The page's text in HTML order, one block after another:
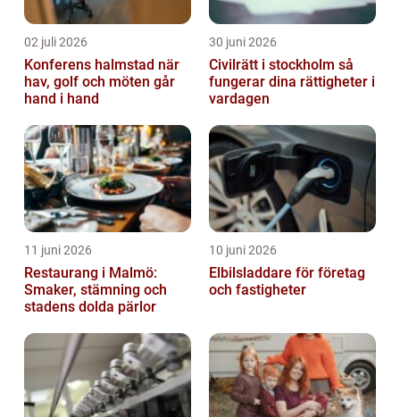
02 juli 2026
Konferens halmstad när
hav, golf och möten går
hand i hand
30 juni 2026
Civilrätt i stockholm så
fungerar dina rättigheter i
vardagen
11 juni 2026
Restaurang i Malmö:
Smaker, stämning och
stadens dolda pärlor
10 juni 2026
Elbilsladdare för företag
och fastigheter